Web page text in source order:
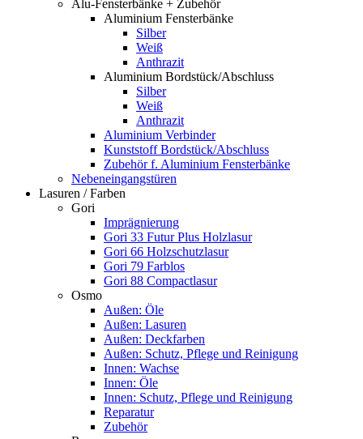
Alu-Fensterbänke + Zubehör
Aluminium Fensterbänke
Silber
Weiß
Anthrazit
Aluminium Bordstück/Abschluss
Silber
Weiß
Anthrazit
Aluminium Verbinder
Kunststoff Bordstück/Abschluss
Zubehör f. Aluminium Fensterbänke
Nebeneingangstüren
Lasuren / Farben
Gori
Imprägnierung
Gori 33 Futur Plus Holzlasur
Gori 66 Holzschutzlasur
Gori 79 Farblos
Gori 88 Compactlasur
Osmo
Außen: Öle
Außen: Lasuren
Außen: Deckfarben
Außen: Schutz, Pflege und Reinigung
Innen: Wachse
Innen: Öle
Innen: Schutz, Pflege und Reinigung
Reparatur
Zubehör